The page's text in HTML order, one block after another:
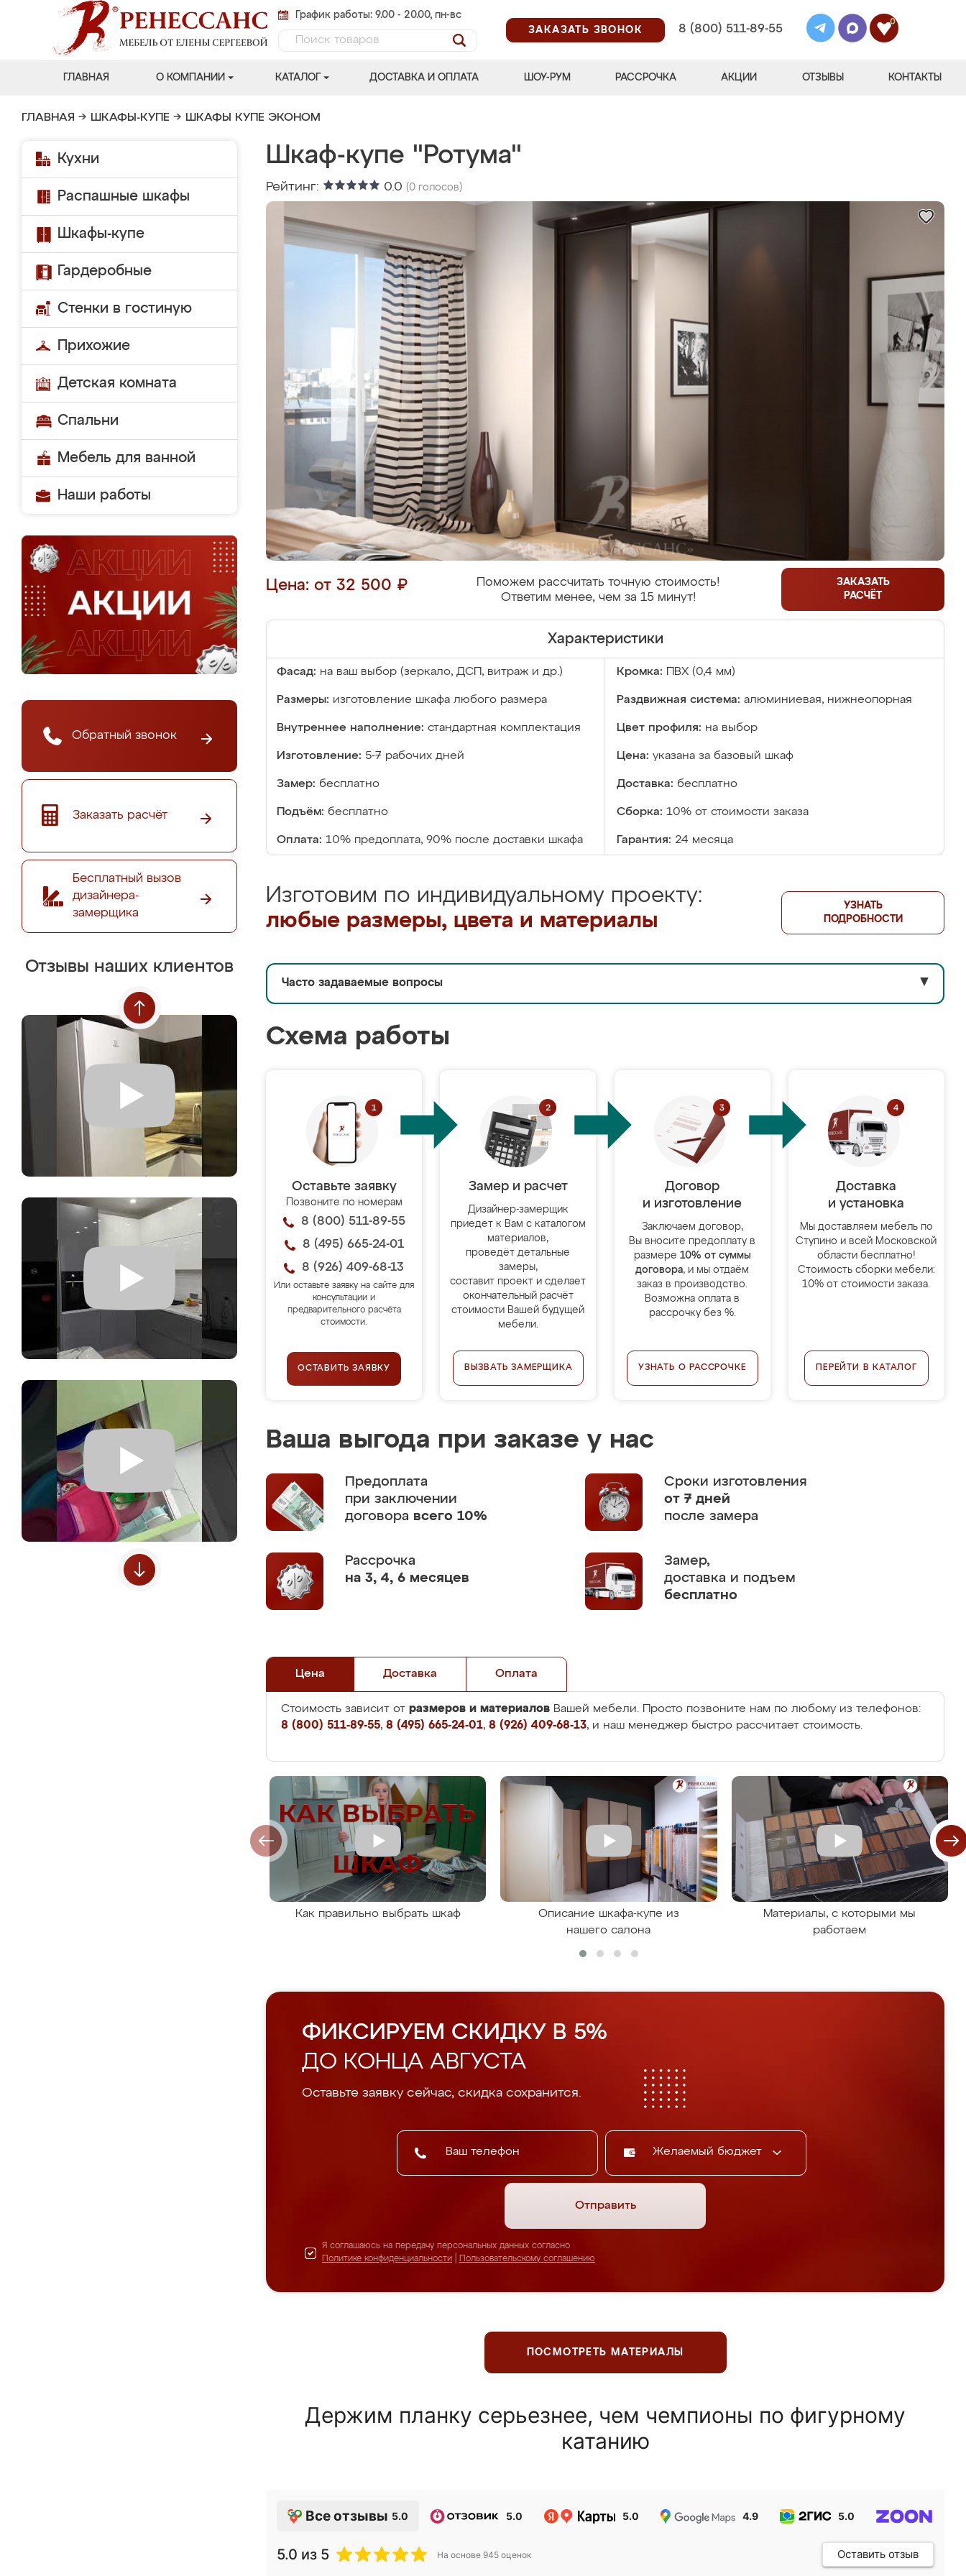
График работы: 9.00 - 20.00, пн-вс
ЗАКАЗАТЬ ЗВОНОК
8 (800) 511-89-55
0
ГЛАВНАЯ О КОМПАНИИ КАТАЛОГ ДОСТАВКА И ОПЛАТА ШОУ-РУМ РАССРОЧКА АКЦИИ ОТЗЫВЫ КОНТАКТЫ
ГЛАВНАЯ → ШКАФЫ-КУПЕ → ШКАФЫ КУПЕ ЭКОНОМ
Кухни
Распашные шкафы
Шкафы-купе
Гардеробные
Стенки в гостиную
Прихожие
Детская комната
Спальни
Мебель для ванной
Наши работы
Обратный звонок
Заказать расчёт
Бесплатный вызов
дизайнера-
замерщика
Отзывы наших клиентов
Шкаф-купе "Ротума"
Рейтинг: 0.0 (0 голосов)
Цена: от 32 500 ₽
Поможем рассчитать точную стоимость!
Ответим менее, чем за 15 минут!
ЗАКАЗАТЬ
РАСЧЁТ
Характеристики
Фасад: на ваш выбор (зеркало, ДСП, витраж и др.) Кромка: ПВХ (0,4 мм)
Размеры: изготовление шкафа любого размера Раздвижная система: алюминиевая, нижнеопорная
Внутреннее наполнение: стандартная комплектация Цвет профиля: на выбор
Изготовление: 5-7 рабочих дней Цена: указана за базовый шкаф
Замер: бесплатно Доставка: бесплатно
Подъём: бесплатно Сборка: 10% от стоимости заказа
Оплата: 10% предоплата, 90% после доставки шкафа Гарантия: 24 месяца
Изготовим по индивидуальному проекту:
любые размеры, цвета и материалы
УЗНАТЬ
ПОДРОБНОСТИ
Часто задаваемые вопросы ▼
Схема работы
Оставьте заявку
Позвоните по номерам
8 (800) 511-89-55
8 (495) 665-24-01
8 (926) 409-68-13
Или оставьте заявку на сайте для
консультации и
предварительного расчёта
стоимости.
ОСТАВИТЬ ЗАЯВКУ
Замер и расчет
Дизайнер-замерщик
приедет к Вам с каталогом
материалов,
проведёт детальные
замеры,
составит проект и сделает
окончательный расчёт
стоимости Вашей будущей
мебели.
ВЫЗВАТЬ ЗАМЕРЩИКА
Договор
и изготовление
Заключаем договор,
Вы вносите предоплату в
размере 10% от суммы
договора, и мы отдаём
заказ в производство.
Возможна оплата в
рассрочку без %.
УЗНАТЬ О РАССРОЧКЕ
Доставка
и установка
Мы доставляем мебель по
Ступино и всей Московской
области бесплатно!
Стоимость сборки мебели:
10% от стоимости заказа.
ПЕРЕЙТИ В КАТАЛОГ
Ваша выгода при заказе у нас
Предоплата
при заключении
договора всего 10%
Сроки изготовления
от 7 дней
после замера
Рассрочка
на 3, 4, 6 месяцев
Замер,
доставка и подъем
бесплатно
Цена Доставка Оплата
Стоимость зависит от размеров и материалов Вашей мебели. Просто позвоните нам по любому из телефонов:
8 (800) 511-89-55, 8 (495) 665-24-01, 8 (926) 409-68-13, и наш менеджер быстро рассчитает стоимость.
Как правильно выбрать шкаф
Описание шкафа-купе из
нашего салона
Материалы, с которыми мы
работаем
ФИКСИРУЕМ СКИДКУ В 5%
ДО КОНЦА АВГУСТА
Оставьте заявку сейчас, скидка сохранится.
Желаемый бюджет
Отправить
Я соглашаюсь на передачу персональных данных согласно
Политике конфиденциальности
Пользовательскому соглашению
ПОСМОТРЕТЬ МАТЕРИАЛЫ
Держим планку серьезнее, чем чемпионы по фигурному
катанию
Все отзывы 5.0 5.0 5.0 4.9 5.0
5.0 из 5 На основе 945 оценок Оставить отзыв